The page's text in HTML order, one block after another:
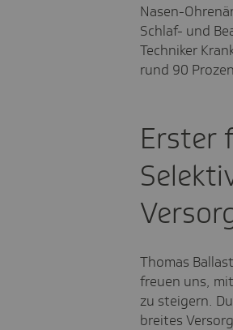
Nasen-
Schlaf- und
Techniker
rund 90
Erster
Thomas
freuen uns,
zu steigern.
breites